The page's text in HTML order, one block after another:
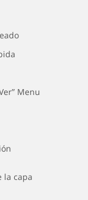
Menu
la capa